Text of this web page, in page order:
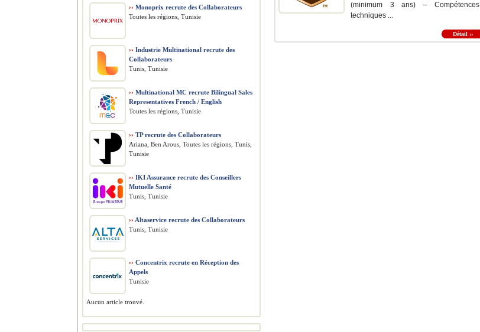
(minimum 3 ans) – Compétences
techniques ...
Détail ››
›› Monoprix recrute des Collaborateurs
Toutes les régions, Tunisie
›› Industrie Multinational recrute des
Collaborateurs
Tunis, Tunisie
›› Multinational MC recrute Bilingual Sales
Representatives French / English
Toutes les régions, Tunisie
›› TP recrute des Collaborateurs
Ariana, Ben Arous, Toutes les régions, Tunis,
Tunisie
›› IKI Assurance recrute des Conseillers
Mutuelle Santé
Tunis, Tunisie
›› Altaservice recrute des Collaborateurs
Tunis, Tunisie
›› Concentrix recrute en Réception des
Appels
Tunisie
Aucun article trouvé.